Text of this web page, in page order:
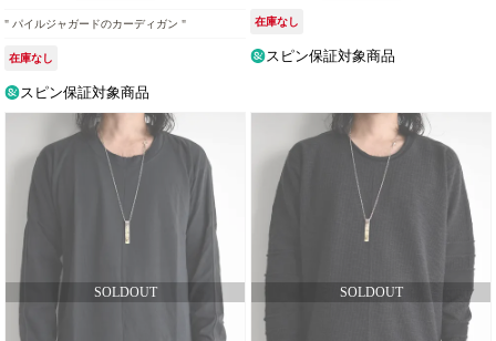
" パイルジャガードのカーディガン "
在庫なし
スピン保証対象商品
在庫なし
スピン保証対象商品